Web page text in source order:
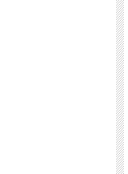
なっておりますので、逆